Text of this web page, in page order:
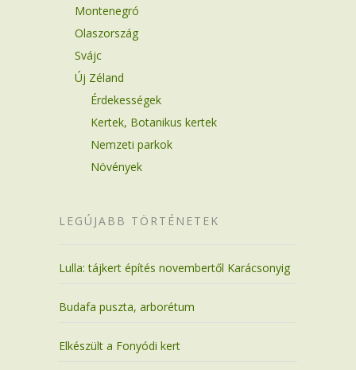
Montenegró
Olaszország
Svájc
Új Zéland
Érdekességek
Kertek, Botanikus kertek
Nemzeti parkok
Növények
LEGÚJABB TÖRTÉNETEK
Lulla: tájkert építés novembertől Karácsonyig
Budafa puszta, arborétum
Elkészült a Fonyódi kert